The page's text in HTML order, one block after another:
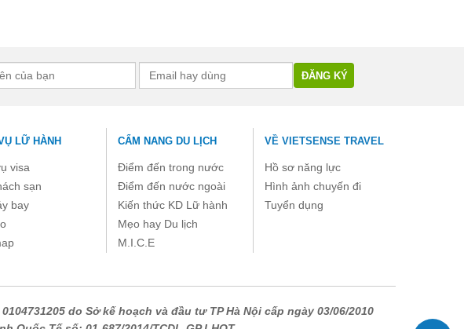
LỮ HÀNH
visa
sạn
bay
CẨM NANG DU LỊCH
Điểm đến trong nước
Điểm đến nước ngoài
Kiến thức KD Lữ hành
Mẹo hay Du lịch
M.I.C.E
VỀ VIETSENSE TRAVEL
Hồ sơ năng lực
Hình ảnh chuyến đi
Tuyển dụng
do Sở kế hoạch và đầu tư TP Hà Nội cấp ngày 03/06/2010